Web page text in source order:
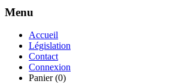
Menu
Accueil
Législation
Contact
Connexion
Panier (0)